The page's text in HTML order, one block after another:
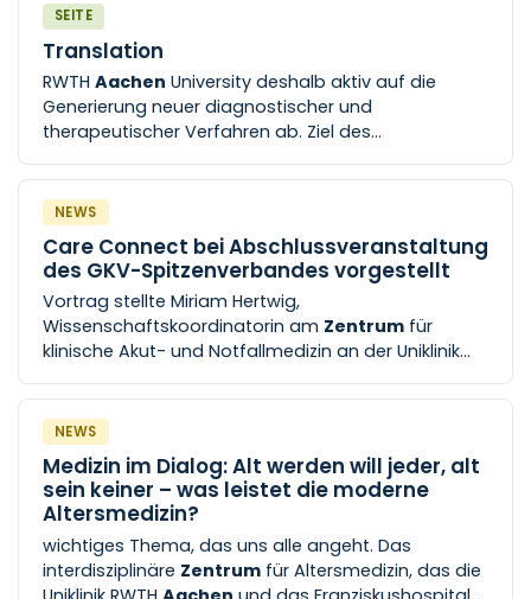
SEITE
Translation
RWTH Aachen University deshalb aktiv auf die
Generierung neuer diagnostischer und
therapeutischer Verfahren ab. Ziel des
Wissenschaftlern der RWTHAachenUniversity [...]
Evaluierung der Produkte bis hin zu Phase I- oder
„First in Patient“-Studien an der Uniklinik RWTH
Aachen.
NEWS
Care Connect bei Abschlussveranstaltung
des GKV-Spitzenverbandes vorgestellt
Vortrag stellte Miriam Hertwig,
Wissenschaftskoordinatorin am Zentrum für
klinische Akut- und Notfallmedizin an der Uniklinik
Telemedizin-Projekt vor und erhielt [...] erhielt viel
positive Resonanz. Im Rahmen des Modellprojekts
testete die Uniklinik RWTH
gemeinsam mit
denAachenerSeniorenzentren Haus Hörn und SKM
Rothe Erde sowie niedergelassenen Ärztinnen und
Ärzten
NEWS
Medizin im Dialog: Alt werden will jeder, alt
sein keiner – was leistet die moderne
Altersmedizin?
wichtiges Thema, das uns alle angeht. Das
interdisziplinäre Zentrum für Altersmedizin, das die